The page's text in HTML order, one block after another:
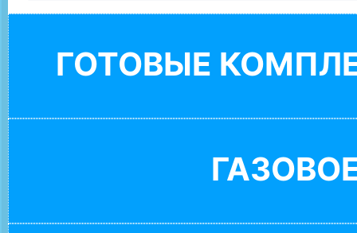
ГОТОВЫЕ